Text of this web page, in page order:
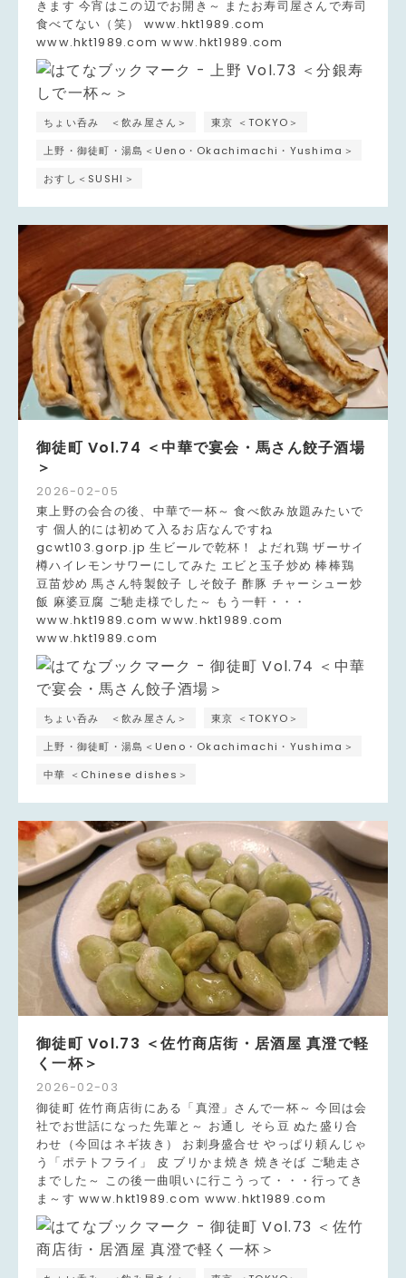
ちょい呑み ＜飲み屋さん＞
東京 ＜TOKYO＞
上野・御徒町・湯島＜Ueno・Okachimachi・Yushima＞
おすし＜SUSHI＞
きます 今宵はこの辺でお開き～ またお寿司屋さんで寿司
食べてない（笑） www.hkt1989.com
www.hkt1989.com www.hkt1989.com
2026-02-05
御徒町 Vol.74 ＜中華で宴会・馬さん餃子酒場
＞
ちょい呑み ＜飲み屋さん＞
東京 ＜TOKYO＞
上野・御徒町・湯島＜Ueno・Okachimachi・Yushima＞
中華 ＜Chinese dishes＞
東上野の会合の後、中華で一杯～ 食べ飲み放題みたいで
す 個人的には初めて入るお店なんですね
gcwt103.gorp.jp 生ビールで乾杯！ よだれ鶏 ザーサイ
樽ハイレモンサワーにしてみた エビと玉子炒め 棒棒鶏
豆苗炒め 馬さん特製餃子 しそ餃子 酢豚 チャーシュー炒
飯 麻婆豆腐 ご馳走様でした～ もう一軒・・・
www.hkt1989.com www.hkt1989.com
www.hkt1989.com
2026-02-03
御徒町 Vol.73 ＜佐竹商店街・居酒屋 真澄で軽
く一杯＞
御徒町 佐竹商店街にある「真澄」さんで一杯～ 今回は会
社でお世話になった先輩と～ お通し そら豆 ぬた盛り合
わせ（今回はネギ抜き） お刺身盛合せ やっぱり頼んじゃ
う「ポテトフライ」 皮 ブリかま焼き 焼きそば ご馳走さ
までした～ この後一曲唄いに行こうって・・・行ってき
ま～す www.hkt1989.com www.hkt1989.com